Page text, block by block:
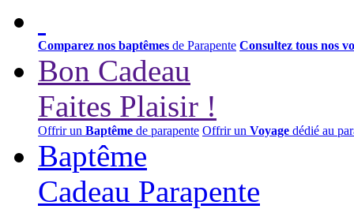
Comparez nos baptêmes de Parapente Consultez tous nos
Bon Cadeau
Faites Plaisir !
Offrir un Baptême de parapente Offrir un Voyage dédié au
Baptême
Cadeau Parapente